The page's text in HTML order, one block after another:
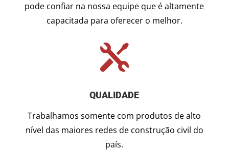
pode confiar na nossa equipe que é altamente
capacitada para oferecer o melhor.

QUALIDADE
Trabalhamos somente com produtos de alto
nível das maiores redes de construção civil do
país.